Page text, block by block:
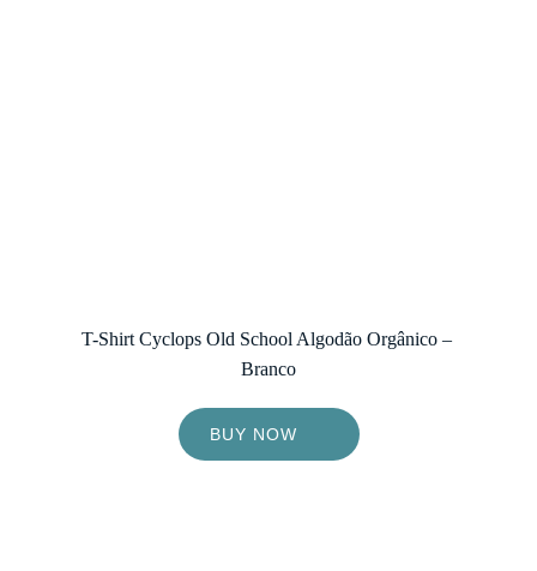
T-Shirt Cyclops Old School Algodão Orgânico –
Branco
BUY NOW